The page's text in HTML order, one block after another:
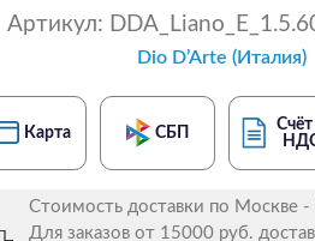
Артикул:
Dio D’Arte (Италия)
Карта СБП
Счёт
Стоимость доставки по Москве -
Для заказов от 15000 руб.